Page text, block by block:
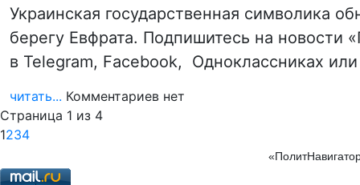
Украинская государственная символика
берегу Евфрата. Подпишитесь на новости
в Telegram, Facebook, Одноклассниках
читать... Комментариев нет
Страница 1 из 4
1234